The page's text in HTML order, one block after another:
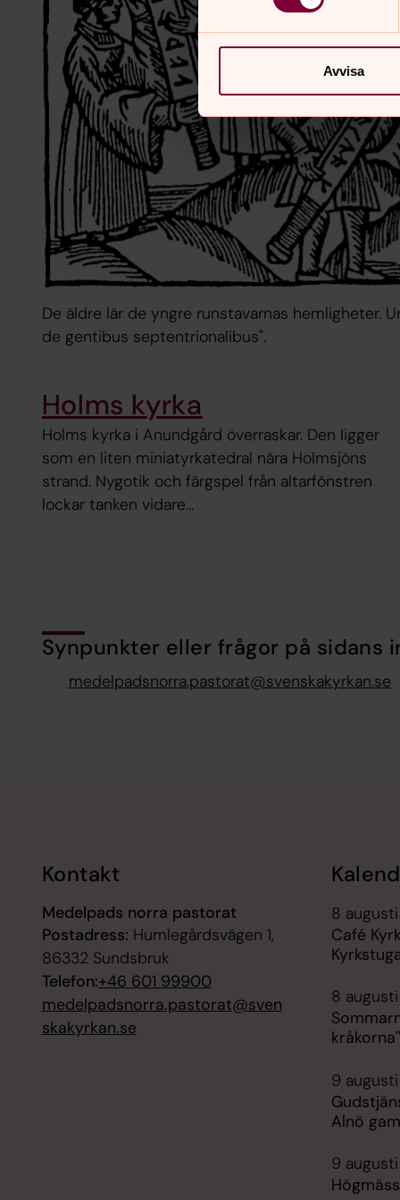
Avvisa
De äldre lär de yngre runstavarnas hemligheter.
de gentibus septentrionalibus".
Holms kyrka
Holms kyrka i Anundgård överraskar. Den ligger
som en liten miniatyrkatedral nära Holmsjöns
strand. Nygotik och färgspel från altarfönstren
lockar tanken vidare...
Synpunkter eller frågor på sidans
medelpadsnorra.pastorat@svenskakyrkan.se
Kontakt
Medelpads norra pastorat
Postadress: Humlegårdsvägen 1,
86332 Sundsbruk
Telefon:+46 601 99900
medelpadsnorra.pastorat@sven
skakyrkan.se
8 augusti
Café
8 augusti
9 augusti
Alnö
9 augusti